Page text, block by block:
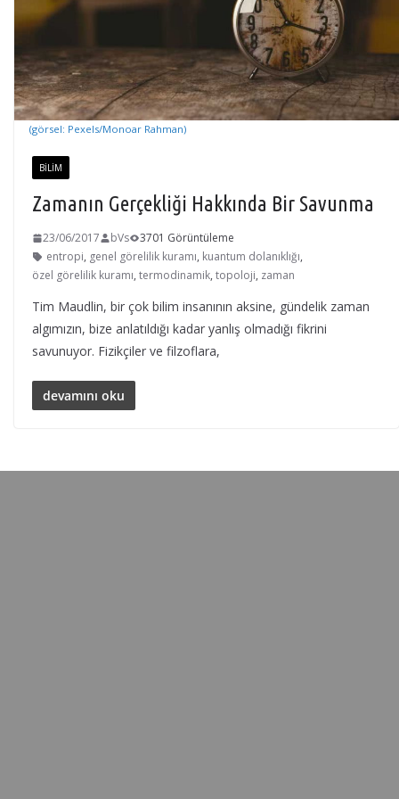
(görsel: Pexels/Monoar Rahman)
BILIM
Zamanın Gerçekliği Hakkında Bir Savunma
23/06/2017 bVs
3701 Görüntüleme
entropi, genel görelilik kuramı, kuantum dolanıklığı,
özel görelilik kuramı, termodinamik, topoloji, zaman
Tim Maudlin, bir çok bilim insanının aksine, gündelik zaman
algımızın, bize anlatıldığı kadar yanlış olmadığı fikrini
savunuyor. Fizikçiler ve filzoflara,
devamını oku